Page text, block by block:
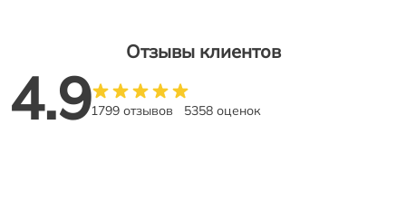
Отзывы клиентов
4.91799 отзывов 5358 оценок